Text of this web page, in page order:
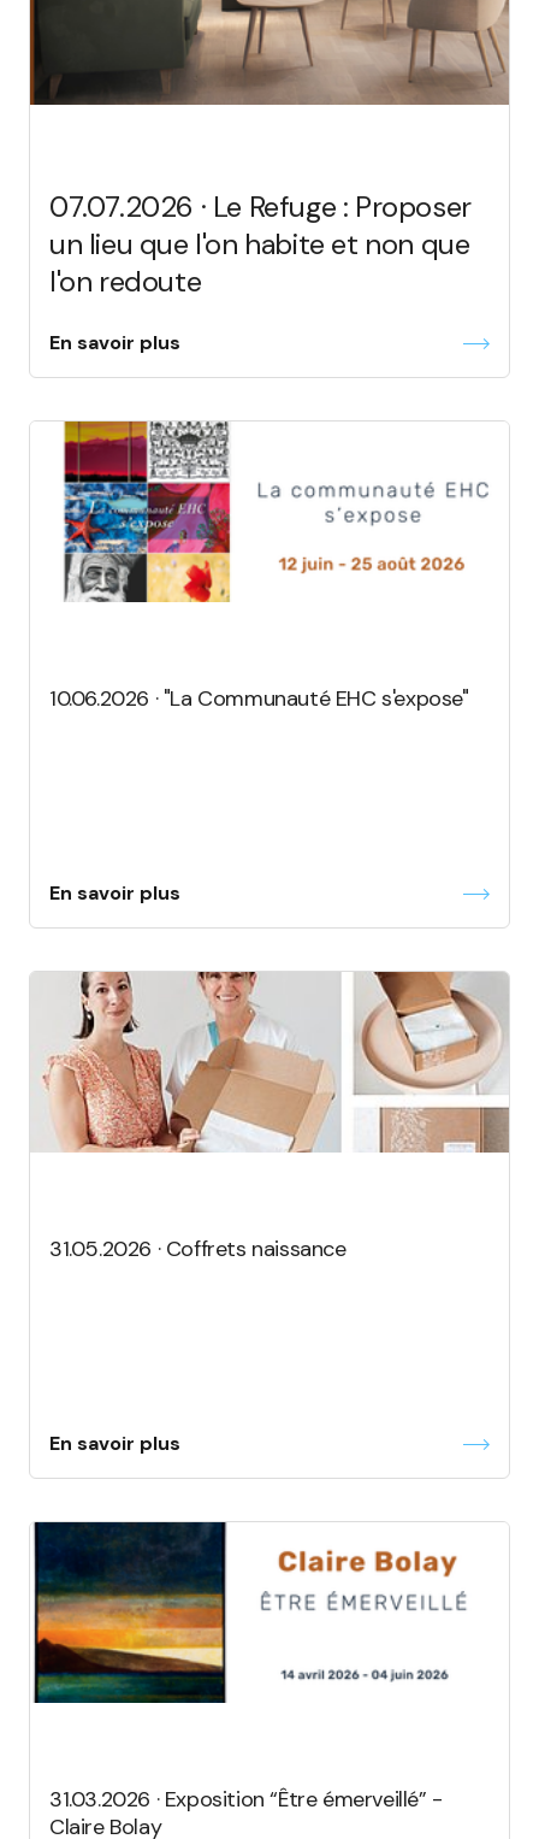
07.07.2026 · Le Refuge : Proposer
un lieu que l'on habite et non que
l'on redoute
En savoir plus
10.06.2026 · "La Communauté EHC s'expose"
En savoir plus
31.05.2026 · Coffrets naissance
En savoir plus
31.03.2026 · Exposition “Être émerveillé” -
Claire Bolay